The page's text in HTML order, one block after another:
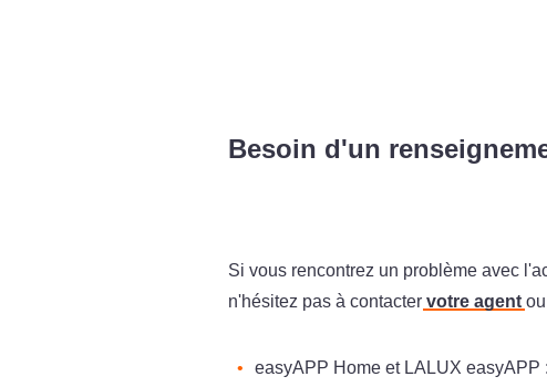
Besoin d'un
Si vous rencontrez un problème avec
n'hésitez pas à contacter votre agent
easyAPP Home et LALUX easyAPP :